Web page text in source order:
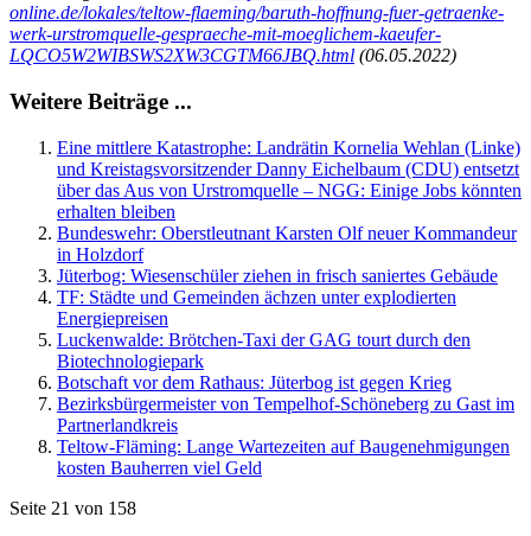
online.de/lokales/teltow-flaeming/baruth-hoffnung-fuer-getraenke-
werk-urstromquelle-gespraeche-mit-moeglichem-kaeufer-
LQCO5W2WIBSWS2XW3CGTM66JBQ.html (06.05.2022)
Weitere Beiträge ...
Eine mittlere Katastrophe: Landrätin Kornelia Wehlan (Linke)
und Kreistagsvorsitzender Danny Eichelbaum (CDU) entsetzt
über das Aus von Urstromquelle – NGG: Einige Jobs könnten
erhalten bleiben
Bundeswehr: Oberstleutnant Karsten Olf neuer Kommandeur
in Holzdorf
Jüterbog: Wiesenschüler ziehen in frisch saniertes Gebäude
TF: Städte und Gemeinden ächzen unter explodierten
Energiepreisen
Luckenwalde: Brötchen-Taxi der GAG tourt durch den
Biotechnologiepark
Botschaft vor dem Rathaus: Jüterbog ist gegen Krieg
Bezirksbürgermeister von Tempelhof-Schöneberg zu Gast im
Partnerlandkreis
Teltow-Fläming: Lange Wartezeiten auf Baugenehmigungen
kosten Bauherren viel Geld
Seite 21 von 158